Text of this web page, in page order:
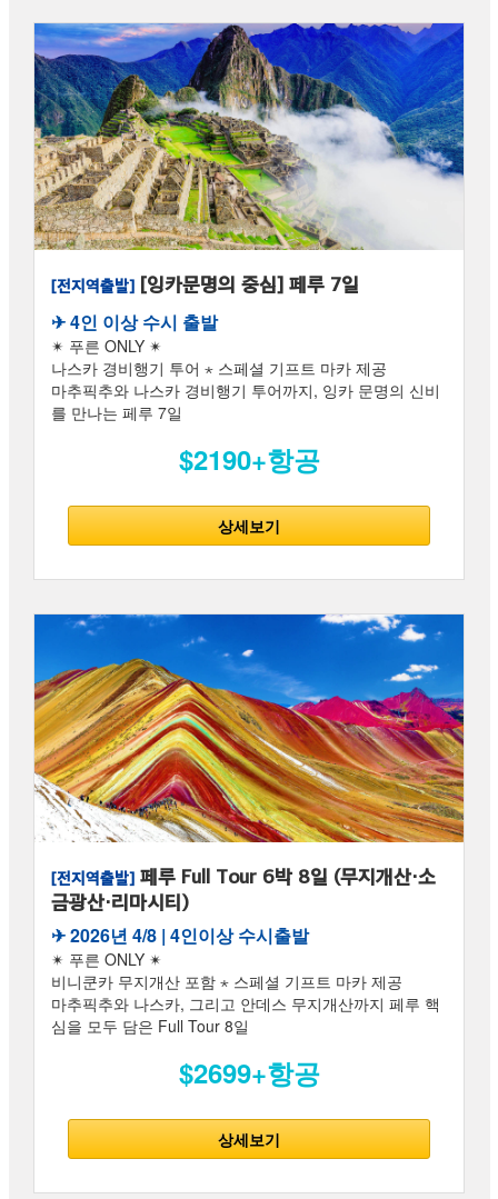
[전지역출발] [잉카문명의 중심] 페루 7일
✈︎ 4인 이상 수시 출발
✴ 푸른 ONLY ✴
나스카 경비행기 투어 ⋆ 스페셜 기프트 마카 제공
마추픽추와 나스카 경비행기 투어까지, 잉카 문명의 신비
를 만나는 페루 7일
$2190+항공
상세보기
[전지역출발] 페루 Full Tour 6박 8일 (무지개산·소
금광산·리마시티)
✈︎ 2026년 4/8 | 4인이상 수시출발
✴ 푸른 ONLY ✴
비니쿤카 무지개산 포함 ⋆ 스페셜 기프트 마카 제공
마추픽추와 나스카, 그리고 안데스 무지개산까지 페루 핵
심을 모두 담은 Full Tour 8일
$2699+항공
상세보기